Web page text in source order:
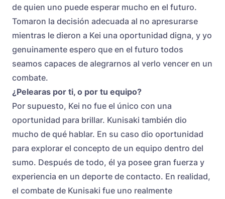
de quien uno puede esperar mucho en el futuro.
Tomaron la decisión adecuada al no apresurarse
mientras le dieron a Kei una oportunidad digna, y yo
genuinamente espero que en el futuro todos
seamos capaces de alegrarnos al verlo vencer en un
combate.
¿Pelearas por ti, o por tu equipo?
Por supuesto, Kei no fue el único con una
oportunidad para brillar. Kunisaki también dio
mucho de qué hablar. En su caso dio oportunidad
para explorar el concepto de un equipo dentro del
sumo. Después de todo, él ya posee gran fuerza y
experiencia en un deporte de contacto. En realidad,
el combate de Kunisaki fue uno realmente